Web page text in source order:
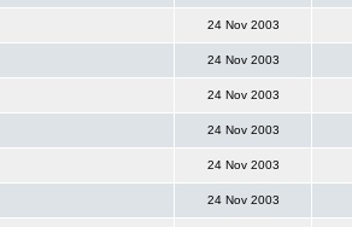
24 Nov 2003
24 Nov 2003
24 Nov 2003
24 Nov 2003
24 Nov 2003
24 Nov 2003